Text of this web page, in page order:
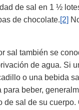
de sal en 1 ½
de chocolate.[2]
sal también se
de agua. Si
o una bebida
para beber,
de sal de su cuerpo.